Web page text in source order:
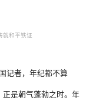
就和平铁证
记者，年纪都不算
正是朝气蓬勃之时。年